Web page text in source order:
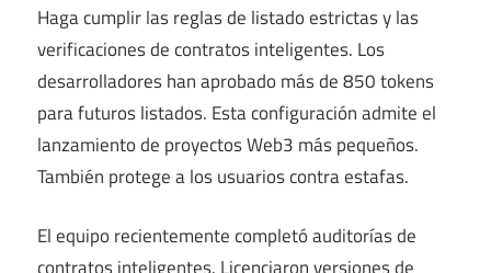
Haga cumplir las reglas de listado estrictas y las
verificaciones de contratos inteligentes. Los
desarrolladores han aprobado más de 850 tokens
para futuros listados. Esta configuración admite el
lanzamiento de proyectos Web3 más pequeños.
También protege a los usuarios contra estafas.
El equipo recientemente completó auditorías de